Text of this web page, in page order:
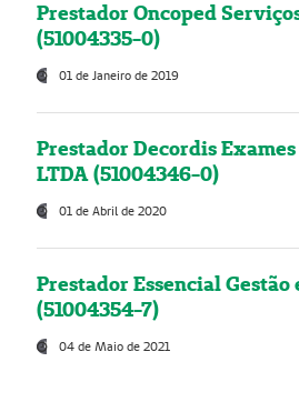
Prestador Oncoped
(51004335-0)
01 de Janeiro de 2019
Prestador Decordis
LTDA (51004346-0)
01 de Abril de 2020
Prestador Essencial Gestão
(51004354-7)
04 de Maio de 2021